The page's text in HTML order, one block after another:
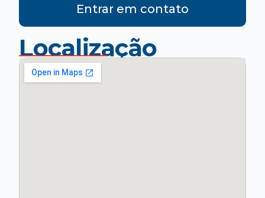
Entrar em contato
Localização